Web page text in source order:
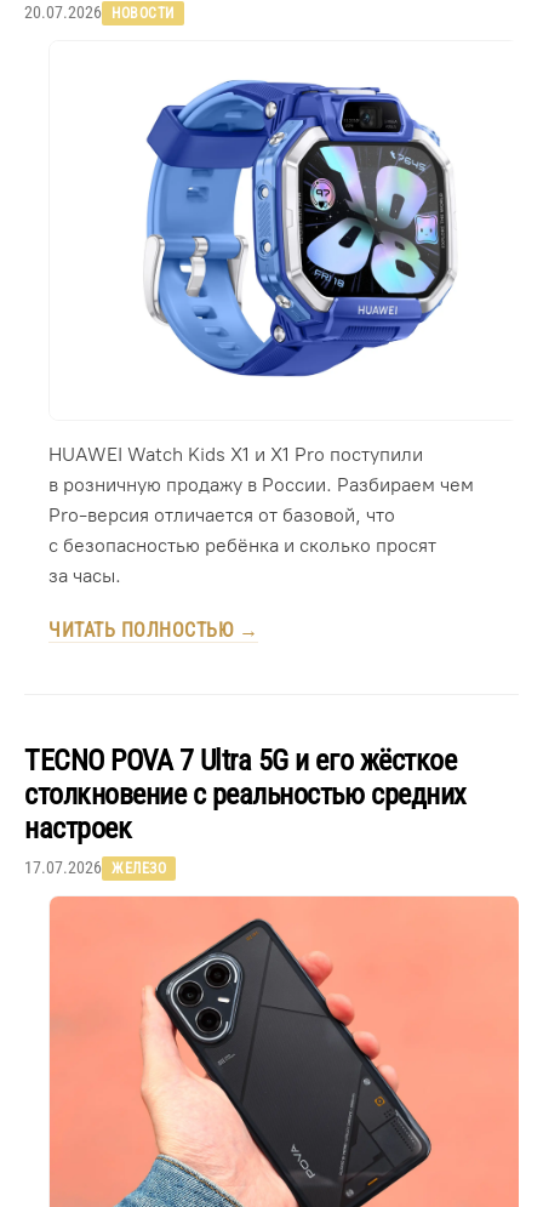
20.07.2026 НОВОСТИ
HUAWEI Watch Kids X1 и X1 Pro поступили
в розничную продажу в России. Разбираем чем
Pro-версия отличается от базовой, что
с безопасностью ребёнка и сколько просят
за часы.
ЧИТАТЬ ПОЛНОСТЬЮ →
TECNO POVA 7 Ultra 5G и его жёсткое
столкновение с реальностью средних
настроек
17.07.2026 ЖЕЛЕЗО